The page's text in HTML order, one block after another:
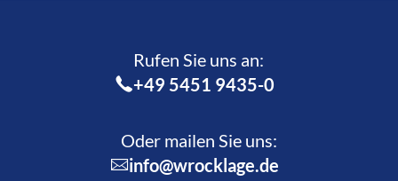
Rufen Sie uns an:­
+49 5451 9435-0
Oder mailen Sie uns:
info@wrocklage.de